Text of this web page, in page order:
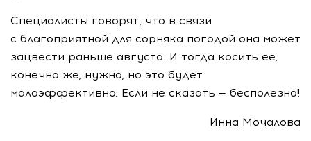
Специалисты говорят, что в связи
с благоприятной для сорняка погодой она может
зацвести раньше августа. И тогда косить ее,
конечно же, нужно, но это будет
малоэффективно. Если не сказать — бесполезно!
Инна Мочалова